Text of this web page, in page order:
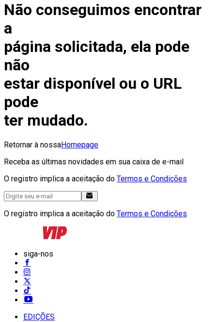
Não conseguimos encontrar
a
página solicitada, ela pode
não
estar disponível ou o URL
pode
ter mudado.
Retornar à nossaHomepage
Receba as últimas novidades em sua caixa de e-mail
O registro implica a aceitação do Termos e Condições
O registro implica a aceitação do Termos e Condições
siga-nos
EDIÇÕES